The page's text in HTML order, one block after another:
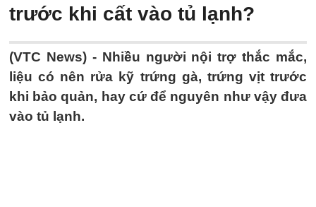
trước khi cất vào tủ lạnh?
(VTC News) - Nhiều người nội trợ thắc mắc,
liệu có nên rửa kỹ trứng gà, trứng vịt trước
khi bảo quản, hay cứ để nguyên như vậy đưa
vào tủ lạnh.